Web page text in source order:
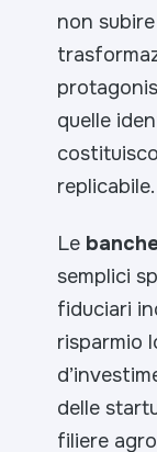
non
quelle
replicabile.
Le
semplici
fiduciari
risparmio
delle
filiere